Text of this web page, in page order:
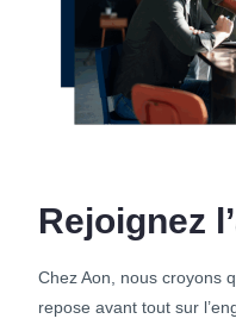
Rejoignez
Chez Aon, nous croyons
repose avant tout sur